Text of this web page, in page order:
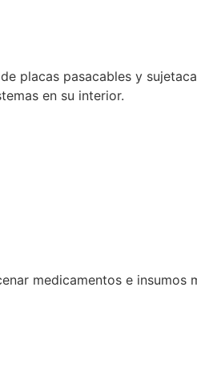
placas pasacables y
en su interior.
medicamentos e insumos